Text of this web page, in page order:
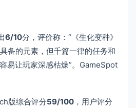
6/10分，评价称：“《生化变种》
备的元素，但千篇一律的任务和
易让玩家深感枯燥”。GameSpot
版综合评分59/100 ，用户评分